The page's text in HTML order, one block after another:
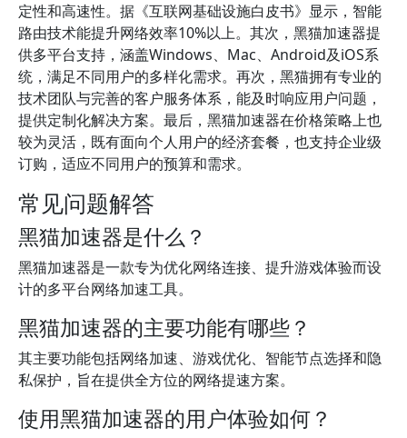
定性和高速性。据《互联网基础设施白皮书》显示，智能
路由技术能提升网络效率10%以上。其次，黑猫加速器提
供多平台支持，涵盖Windows、Mac、Android及iOS系
统，满足不同用户的多样化需求。再次，黑猫拥有专业的
技术团队与完善的客户服务体系，能及时响应用户问题，
提供定制化解决方案。最后，黑猫加速器在价格策略上也
较为灵活，既有面向个人用户的经济套餐，也支持企业级
订购，适应不同用户的预算和需求。
常见问题解答
黑猫加速器是什么？
黑猫加速器是一款专为优化网络连接、提升游戏体验而设
计的多平台网络加速工具。
黑猫加速器的主要功能有哪些？
其主要功能包括网络加速、游戏优化、智能节点选择和隐
私保护，旨在提供全方位的网络提速方案。
使用黑猫加速器的用户体验如何？